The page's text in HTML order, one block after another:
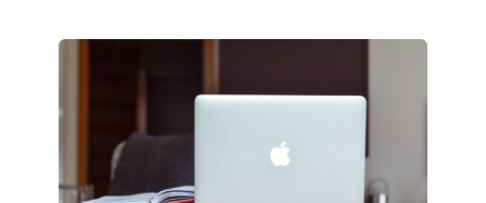
СОЗДАВАТЬ
БЕЗ